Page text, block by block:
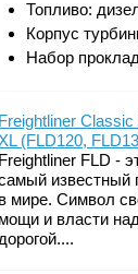
Топливо:
Корпус
Набор
Freightliner
XL (FLD120,
Freightliner FLD -
известный
в мире. Символ
мощи и власти над
дорогой....